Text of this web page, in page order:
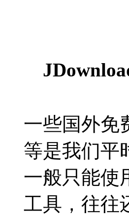
一些国外免
等是我们平
一般只能使
工具，往往